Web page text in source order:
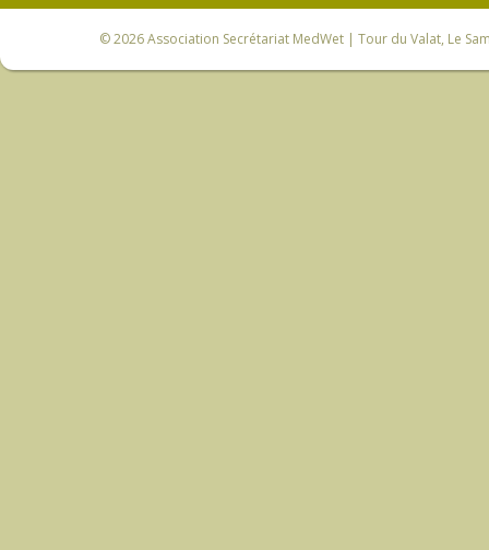
© 2026Association Secrétariat MedWet | Tour du Valat, Le